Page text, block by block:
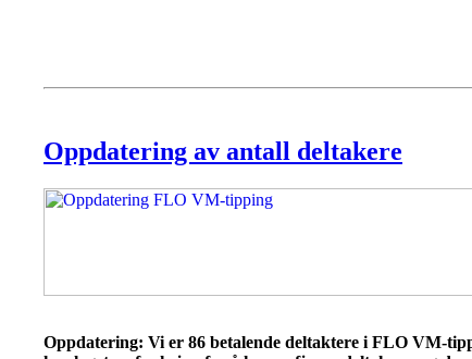
Oppdatering av antall deltakere
Oppdatering: Vi er 86 betalende deltaktere i FLO VM-